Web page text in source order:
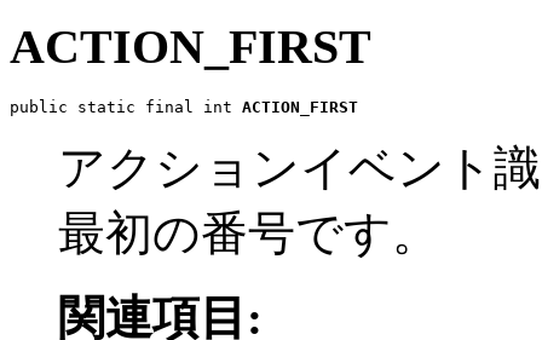
ACTION_FIRST
public static final int ACTION_FIRST
アクションイベント
最初の番号です。
関連項目: